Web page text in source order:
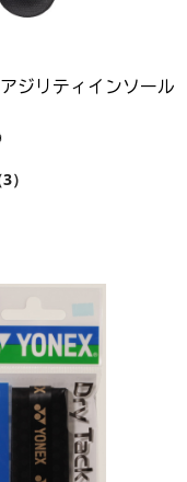
ジリティインソール
）